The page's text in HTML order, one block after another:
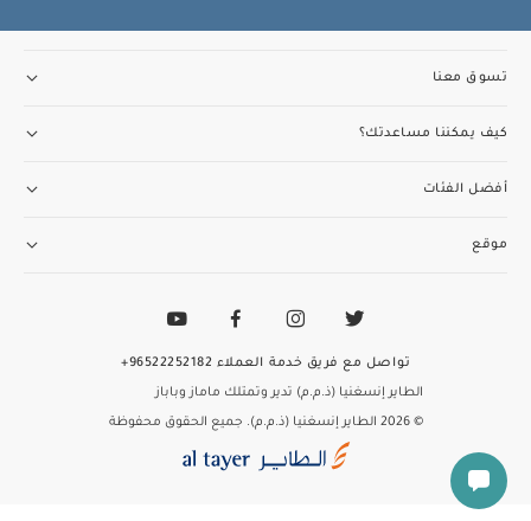
تسوق معنا
كيف يمكننا مساعدتك؟
أفضل الفئات
موقع
الطاير إنسغنيا (ذ.م.م) تدير وتمتلك ماماز وباباز
© 2026 الطاير إنسغنيا (ذ.م.م). جميع الحقوق محفوظة
تواصل مع فريق خدمة العملاء 96522252182+